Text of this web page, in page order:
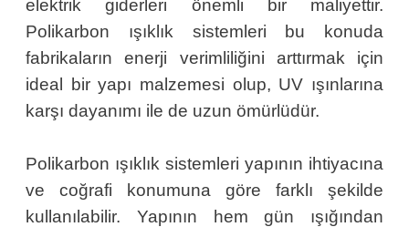
elektrik giderleri önemli bir maliyettir.
Polikarbon ışıklık sistemleri bu konuda
fabrikaların enerji verimliliğini arttırmak için
ideal bir yapı malzemesi olup, UV ışınlarına
karşı dayanımı ile de uzun ömürlüdür.
Polikarbon ışıklık sistemleri yapının ihtiyacına
ve coğrafi konumuna göre farklı şekilde
kullanılabilir. Yapının hem gün ışığından